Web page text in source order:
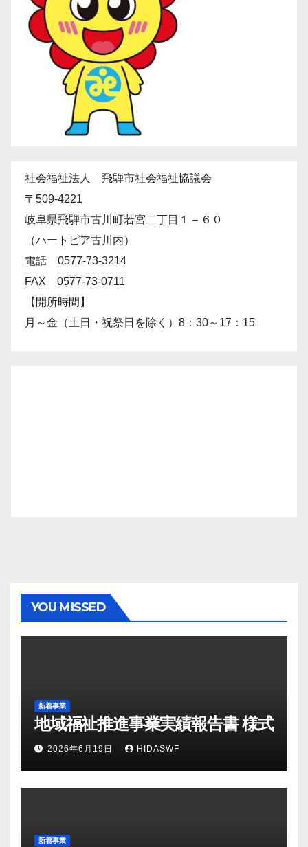
社会福祉法人 飛騨市社会福祉協議会
〒509-4221
岐阜県飛騨市古川町若宮二丁目１－６０
（ハートピア古川内）
電話 0577-73-3214
FAX 0577-73-0711
【開所時間】
月～金（土日・祝祭日を除く）8：30～17：15
YOU MISSED
新着事業
地域福祉推進事業実績報告書 様式
2026年6月19日 HIDASWF
新着事業